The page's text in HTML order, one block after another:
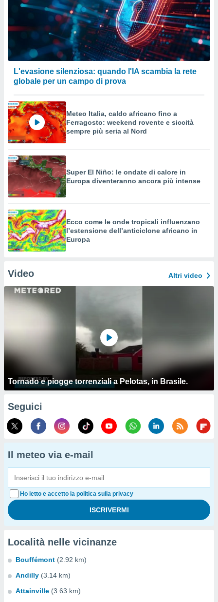
L'evasione silenziosa: quando l'IA scambia la rete
globale per un campo di prova
Meteo Italia, caldo africano fino a
Ferragosto: weekend rovente e siccità
sempre più seria al Nord
Super El Niño: le ondate di calore in
Europa diventeranno ancora più intense
Ecco come le onde tropicali influenzano
l’estensione dell’anticiclone africano in
Europa
Video Altri video
Tornado e piogge torrenziali a Pelotas, in Brasile.
Seguici
Il meteo via e-mail
Ho letto e accetto la politica sulla privacy
Località nelle vicinanze
Bouffémont (2.92 km)
Andilly (3.14 km)
Attainville (3.63 km)